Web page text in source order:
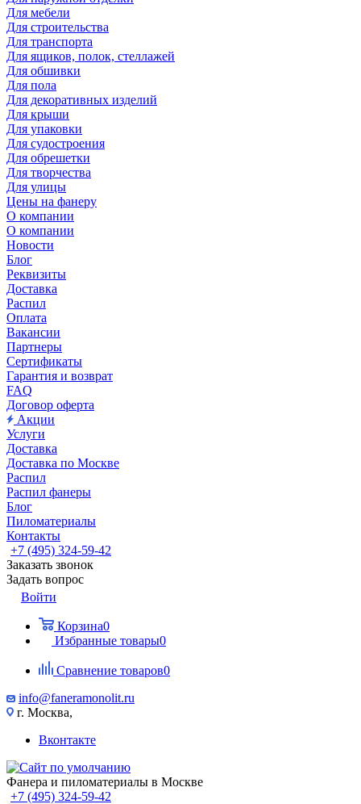
Для мебели
Для строительства
Для транспорта
Для ящиков, полок, стеллажей
Для обшивки
Для пола
Для декоративных изделий
Для крыши
Для упаковки
Для судостроения
Для обрешетки
Для творчества
Для улицы
Цены на фанеру
О компании
О компании
Новости
Блог
Реквизиты
Доставка
Распил
Оплата
Вакансии
Партнеры
Сертификаты
Гарантия и возврат
FAQ
Договор оферта
Акции
Услуги
Доставка
Доставка по Москве
Распил
Распил фанеры
Блог
Пиломатериалы
Контакты
+7 (495) 324-59-42
Заказать звонок
Задать вопрос
Войти
Корзина0
Избранные товары0
Сравнение товаров0
info@faneramonolit.ru
г. Москва,
Вконтакте
Фанера и пиломатериалы в Москве
+7 (495) 324-59-42